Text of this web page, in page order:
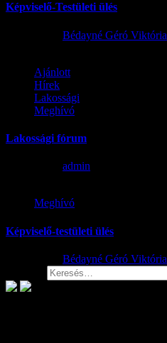
Képviselő-Testületi ülés
Bédayné Géró Viktória
Ajánlott
Hírek
Lakossági
Meghívó
Lakossági fórum
admin
Meghívó
Képviselő-testületi ülés
Bédayné Géró Viktória